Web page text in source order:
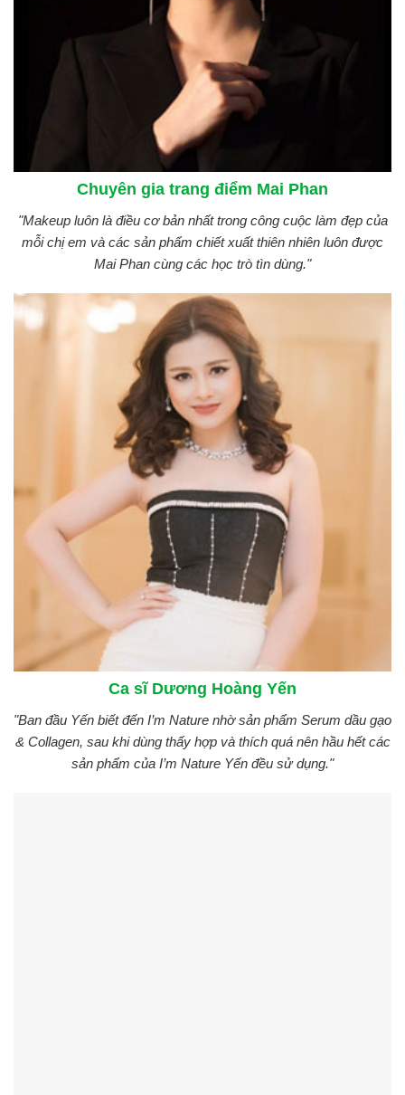
Chuyên gia trang điểm Mai Phan
"Makeup luôn là điều cơ bản nhất trong công cuộc làm đẹp của
mỗi chị em và các sản phẩm chiết xuất thiên nhiên luôn được
Mai Phan cùng các học trò tìn dùng."
Ca sĩ Dương Hoàng Yến
"Ban đầu Yến biết đến I’m Nature nhờ sản phẩm Serum dầu gạo
& Collagen, sau khi dùng thấy hợp và thích quá nên hầu hết các
sản phẩm của I’m Nature Yến đều sử dụng."